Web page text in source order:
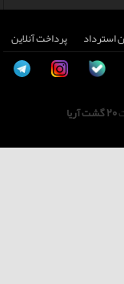
استرداد پرداخت آنلاین
20 گشت آریا